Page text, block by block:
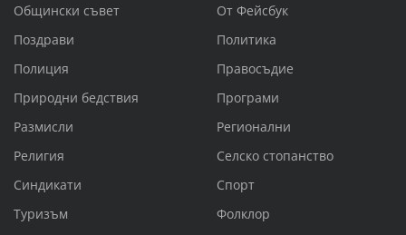
Общински съвет
От Фейсбук
Поздрави
Политика
Полиция
Правосъдие
Природни бедствия
Програми
Размисли
Регионални
Религия
Селско стопанство
Синдикати
Спорт
Туризъм
Фолклор